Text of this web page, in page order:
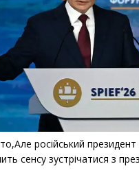
російський
сенсу зустрічатися з